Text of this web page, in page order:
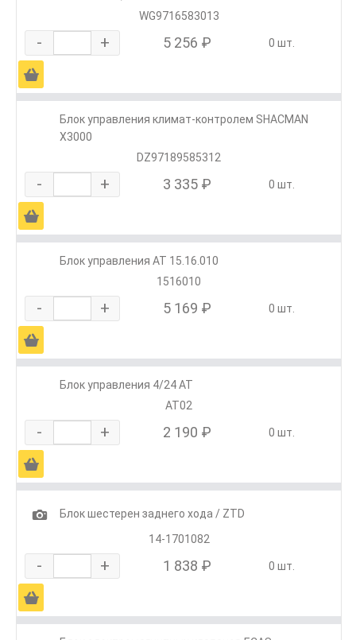
WG9716583013
- + 5 256 ₽ 0 шт.
Ä
Блок управления климат-контролем SHACMAN
X3000
DZ97189585312
- + 3 335 ₽ 0 шт.
Ä
Блок управления АТ 15.16.010
1516010
- + 5 169 ₽ 0 шт.
Ä
Блок управления 4/24 АТ
АТ02
- + 2 190 ₽ 0 шт.
Ä
1
Блок шестерен заднего хода / ZTD
14-1701082
- + 1 838 ₽ 0 шт.
Ä